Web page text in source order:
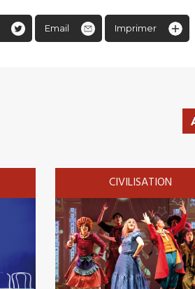
Email Imprimer
CIVILISATION